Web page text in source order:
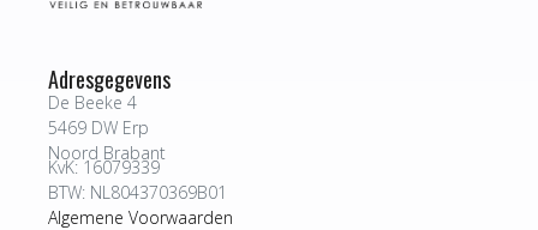
Adresgegevens
De Beeke 4
5469 DW Erp
Noord Brabant
KvK: 16079339
BTW: NL804370369B01
Algemene Voorwaarden